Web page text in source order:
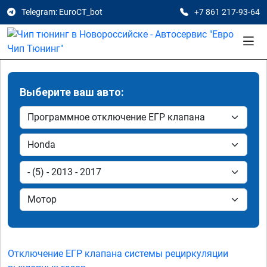
Telegram: EuroCT_bot +7 861 217-93-64
Выберите ваш авто:
Отключение ЕГР клапана системы рециркуляции